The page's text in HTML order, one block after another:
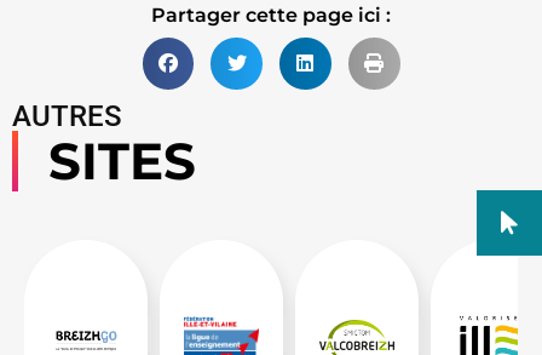
Partager cette page ici :
AUTRES
SITES